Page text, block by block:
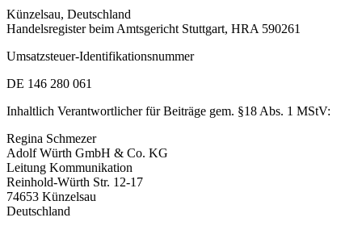
Künzelsau, Deutschland
Handelsregister beim Amtsgericht Stuttgart, HRA 590261
Umsatzsteuer-Identifikationsnummer
DE 146 280 061
Inhaltlich Verantwortlicher für Beiträge gem. §18 Abs. 1 MStV:
Regina Schmezer
Adolf Würth GmbH & Co. KG
Leitung Kommunikation
Reinhold-Würth Str. 12-17
74653 Künzelsau
Deutschland